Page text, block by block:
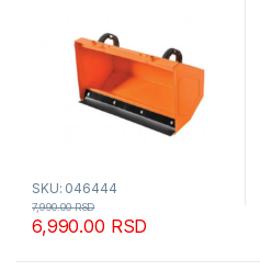
SKU: 046444
6,990.00 RSD
7,990.00RSD